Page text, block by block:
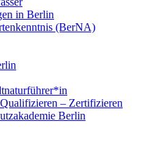
in Berlin
(BerNA)
– Zertifizieren
Berlin